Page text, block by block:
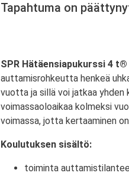
Tapahtuma on
SPR Hätäensiapukurssi 4 t®
auttamisrohkeutta henkeä
vuotta ja sillä voi jatkaa yhden
voimassaoloaikaa kolmeksi
voimassa, jotta kertaaminen
Koulutuksen sisältö:
toiminta